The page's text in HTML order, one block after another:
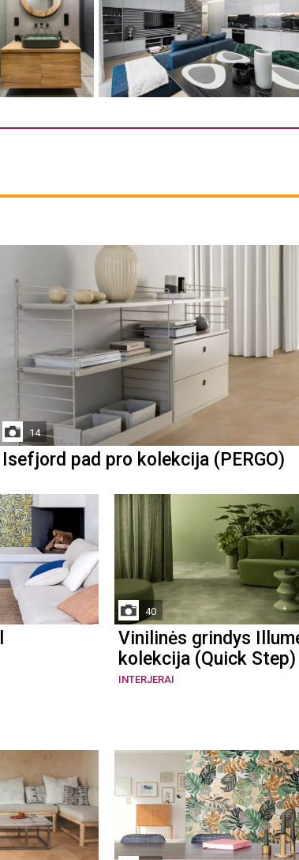
14
Isefjord pad pro kolekcija (PERGO)
40
Vinilinės grindys
kolekcija (Quick Step)
INTERJERAI